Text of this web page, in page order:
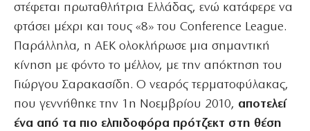
στέφεται πρωταθλήτρια Ελλάδας, ενώ κατάφερε να
φτάσει μέχρι και τους «8» του Conference League.
Παράλληλα, η ΑΕΚ ολοκλήρωσε μια σημαντική
κίνηση με φόντο το μέλλον, με την απόκτηση του
Γιώργου Σαρακασίδη. Ο νεαρός τερματοφύλακας,
που γεννήθηκε την 1η Νοεμβρίου 2010, αποτελεί
ένα από τα πιο ελπιδοφόρα πρότζεκτ στη θέση